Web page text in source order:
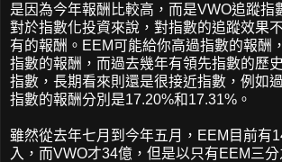
是因為今年報酬比較高，而是VWO追蹤指
對於指數化投資來說，對指數的追蹤效果
有的報酬。EEM可能給你高過指數的報酬
指數的報酬，而過去幾年有領先指數的歷
指數，長期看來則還是很接近指數，例如
指數的報酬分別是17.20%和17.31%。
雖然從去年七月到今年五月，EEM目前有
入，而VWO才34億，但是以只有EEM三